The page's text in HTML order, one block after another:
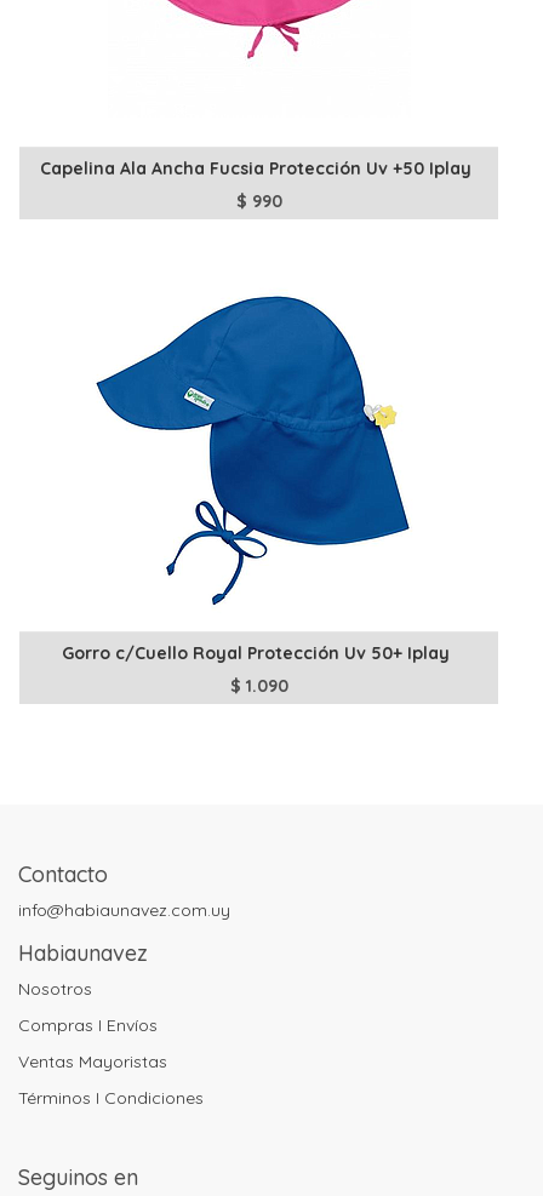
Capelina Ala Ancha Fucsia Protección Uv +50 Iplay
$ 990
Gorro c/Cuello Royal Protección Uv 50+ Iplay
$ 1.090
Contacto
info@habiaunavez.com.uy
Habiaunavez
Nosotros
Compras I Envíos
Ventas Mayoristas
Términos I Condiciones
Seguinos en